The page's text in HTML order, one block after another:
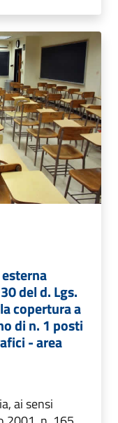
del d. Lgs.
copertura a
di n. 1 posti
- area
ai sensi